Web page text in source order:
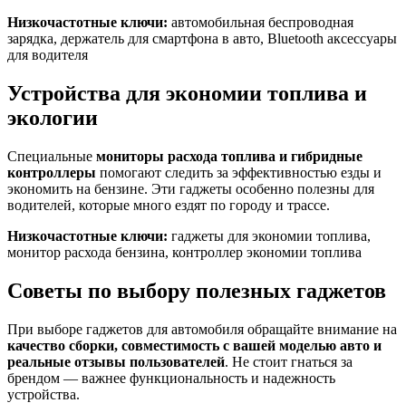
Низкочастотные ключи: автомобильная беспроводная
зарядка, держатель для смартфона в авто, Bluetooth аксессуары
для водителя
Устройства для экономии топлива и
экологии
Специальные мониторы расхода топлива и гибридные
контроллеры помогают следить за эффективностью езды и
экономить на бензине. Эти гаджеты особенно полезны для
водителей, которые много ездят по городу и трассе.
Низкочастотные ключи: гаджеты для экономии топлива,
монитор расхода бензина, контроллер экономии топлива
Советы по выбору полезных гаджетов
При выборе гаджетов для автомобиля обращайте внимание на
качество сборки, совместимость с вашей моделью авто и
реальные отзывы пользователей. Не стоит гнаться за
брендом — важнее функциональность и надежность
устройства.